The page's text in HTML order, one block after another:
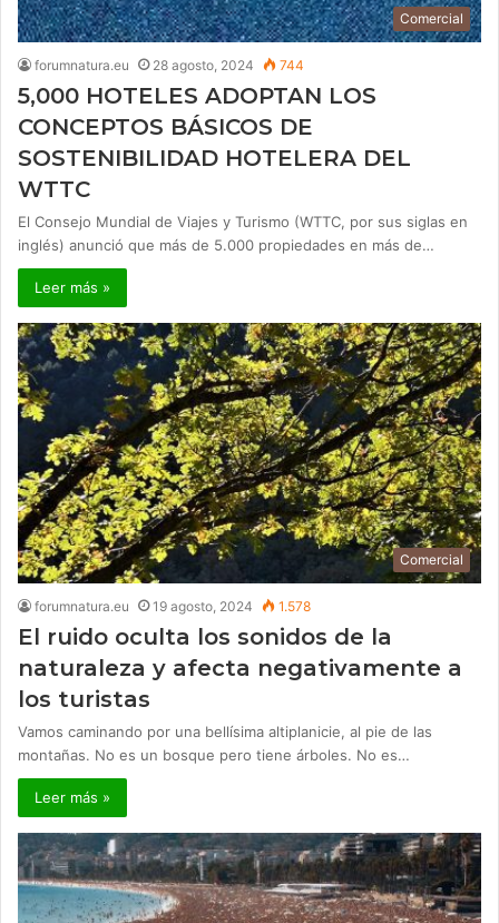
Comercial
forumnatura.eu 28 agosto, 2024 744
5,000 HOTELES ADOPTAN LOS
CONCEPTOS BÁSICOS DE
SOSTENIBILIDAD HOTELERA DEL
WTTC
El Consejo Mundial de Viajes y Turismo (WTTC, por sus siglas en
inglés) anunció que más de 5.000 propiedades en más de…
Leer más »
Comercial
forumnatura.eu 19 agosto, 2024 1.578
El ruido oculta los sonidos de la
naturaleza y afecta negativamente a
los turistas
Vamos caminando por una bellísima altiplanicie, al pie de las
montañas. No es un bosque pero tiene árboles. No es…
Leer más »